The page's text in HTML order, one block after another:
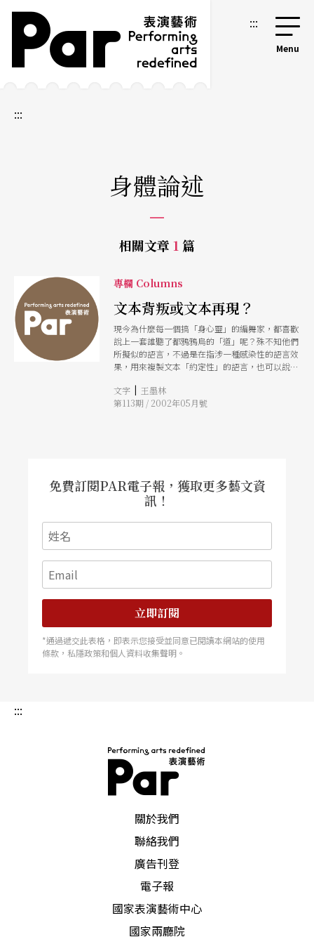
跳到主要內容區塊
網站導覽 :::
:::
身體論述
相關文章 1 篇
專欄 Columns
文本背叛或文本再現？
現今為什麼每一個搞「身心靈」的編舞家，都喜歡
說上一套誰聽了都鴉鴉烏的「道」呢？殊不知他們
所擬似的語言，不過是在指涉一種感染性的語言效
果，用來複製文本「約定性」的語言，也可以說在
人（或東方人）有別於西方人在特殊思維上的一致
性。
文字 | 王墨林
第113期 / 2002年05月號
免費訂閱PAR電子報，獲取更多藝文資
訊！
立即訂閱
*通過遞交此表格，即表示您接受並同意已閱讀本網站的使用
條款，私隱政策和個人資料收集聲明。
:::
關於我們
聯絡我們
廣告刊登
電子報
國家表演藝術中心
國家兩廳院